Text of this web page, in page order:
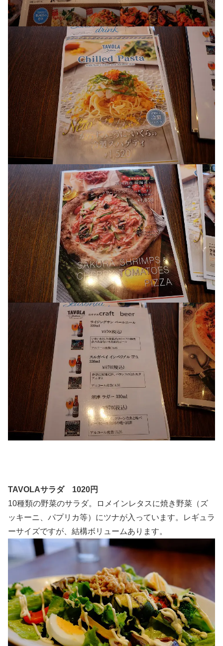
TAVOLAサラダ 1020円
10種類の野菜のサラダ。ロメインレタスに焼き野菜（ズ
ッキーニ、パプリカ等）にツナが入っています。レギュラ
ーサイズですが、結構ボリュームあります。